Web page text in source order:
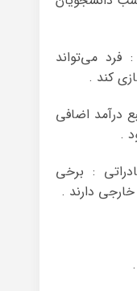
فرد می‌تواند
کند .
درآمد اضافی
.
: برخی
دارند .